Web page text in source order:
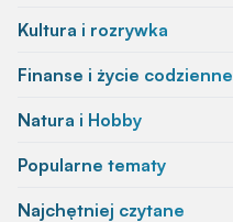
Kultura i rozrywka
Finanse i życie codzienne
Natura i Hobby
Popularne tematy
Najchętniej czytane